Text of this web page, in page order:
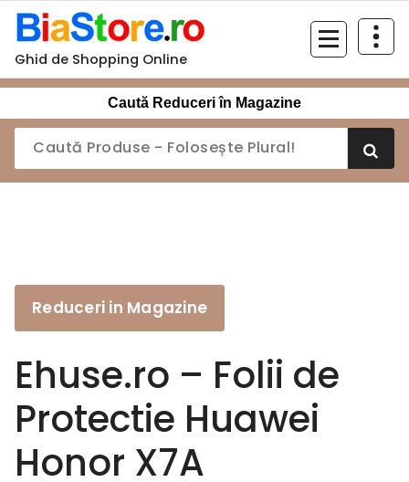
Sari
conținut
Ghid de Shopping Online
Caută Reduceri în Magazine
Reduceri in Magazine
Ehuse.ro – Folii de
Protectie Huawei
Honor X7A